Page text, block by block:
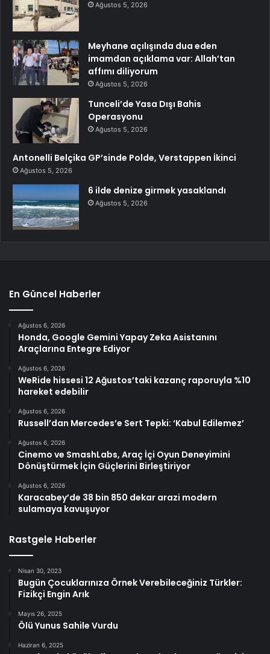
Ağustos 5, 2026
Meyhane açılışında dua eden
imamdan açıklama var: Allah’tan
affımı diliyorum
Ağustos 5, 2026
Tunceli’de Yasa Dışı Bahis
Operasyonu
Ağustos 5, 2026
Antonelli Belçika GP’sinde Polde, Verstappen İkinci
Ağustos 5, 2026
6 ilde denize girmek yasaklandı
Ağustos 5, 2026
En Güncel Haberler
Ağustos 6, 2026
Honda, Google Gemini Yapay Zeka Asistanını
Araçlarına Entegre Ediyor
Ağustos 6, 2026
WeRide hissesi 12 Ağustos’taki kazanç raporuyla %10
hareket edebilir
Ağustos 6, 2026
Russell’dan Mercedes’e Sert Tepki: ‘Kabul Edilemez’
Ağustos 6, 2026
Cinemo ve SmashLabs, Araç İçi Oyun Deneyimini
Dönüştürmek İçin Güçlerini Birleştiriyor
Ağustos 6, 2026
Karacabey’de 38 bin 850 dekar arazi modern
sulamaya kavuşuyor
Rastgele Haberler
Nisan 30, 2023
Bugün Çocuklarınıza Örnek Verebileceğiniz Türkler:
Fizikçi Engin Arık
Mayıs 26, 2025
Ölü Yunus Sahile Vurdu
Haziran 6, 2025